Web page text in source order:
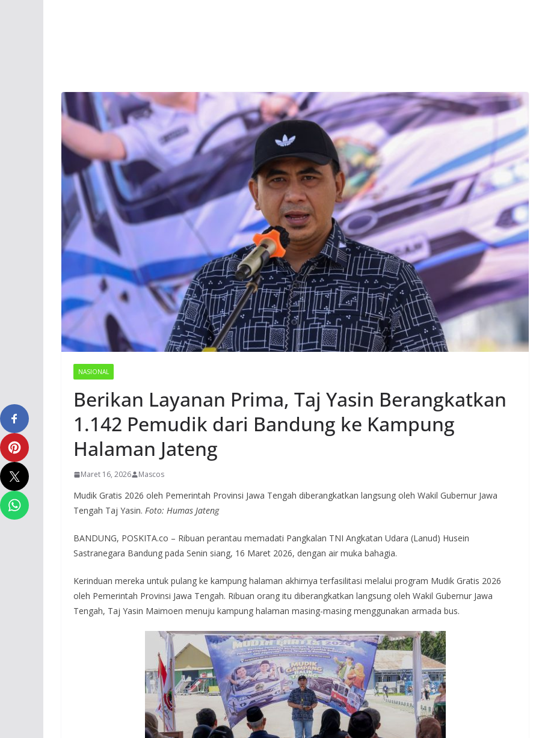
NASIONAL
Berikan Layanan Prima, Taj Yasin Berangkatkan
1.142 Pemudik dari Bandung ke Kampung
Halaman Jateng
Maret 16, 2026 Mascos
Mudik Gratis 2026 oleh Pemerintah Provinsi Jawa Tengah diberangkatkan langsung oleh Wakil Gubernur Jawa
Tengah Taj Yasin. Foto: Humas Jateng
BANDUNG, POSKITA.co – Ribuan perantau memadati Pangkalan TNI Angkatan Udara (Lanud) Husein
Sastranegara Bandung pada Senin siang, 16 Maret 2026, dengan air muka bahagia.
Kerinduan mereka untuk pulang ke kampung halaman akhirnya terfasilitasi melalui program Mudik Gratis 2026
oleh Pemerintah Provinsi Jawa Tengah. Ribuan orang itu diberangkatkan langsung oleh Wakil Gubernur Jawa
Tengah, Taj Yasin Maimoen menuju kampung halaman masing-masing menggunakan armada bus.